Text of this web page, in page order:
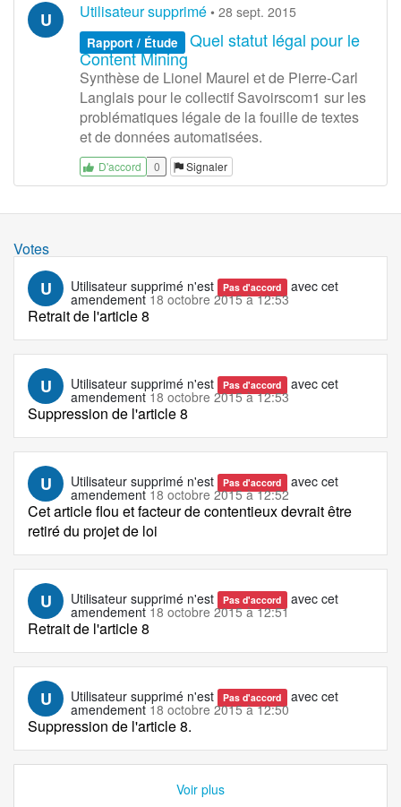
U Utilisateur supprimé • 28 sept. 2015
Rapport / Étude
Quel statut légal pour le
Content Mining
Synthèse de Lionel Maurel et de Pierre-Carl
Langlais pour le collectif Savoirscom1 sur les
problématiques légale de la fouille de textes
et de données automatisées.
D'accord 0 Signaler
Votes
U Utilisateur supprimé n'est Pas d'accord avec cet
amendement 18 octobre 2015 à 12:53
Retrait de l'article 8
U Utilisateur supprimé n'est Pas d'accord avec cet
amendement 18 octobre 2015 à 12:53
Suppression de l'article 8
U Utilisateur supprimé n'est Pas d'accord avec cet
amendement 18 octobre 2015 à 12:52
Cet article flou et facteur de contentieux devrait être
retiré du projet de loi
U Utilisateur supprimé n'est Pas d'accord avec cet
amendement 18 octobre 2015 à 12:51
Retrait de l'article 8
U Utilisateur supprimé n'est Pas d'accord avec cet
amendement 18 octobre 2015 à 12:50
Suppression de l'article 8.
Voir plus